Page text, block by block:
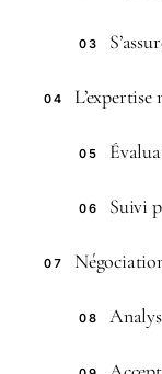
03
04 L’expertise
05
06 Suivi
07
08